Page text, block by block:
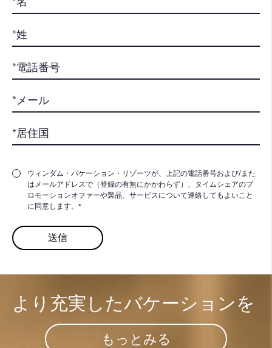
ウィンダム・バケーション・リゾーツが、上記の電話番号および/また
はメールアドレスで（登録の有無にかかわらず）、タイムシェアのプ
ロモーションオファーや製品、サービスについて連絡してもよいこと
に同意します。*
より充実した​バケーションを
もっとみる